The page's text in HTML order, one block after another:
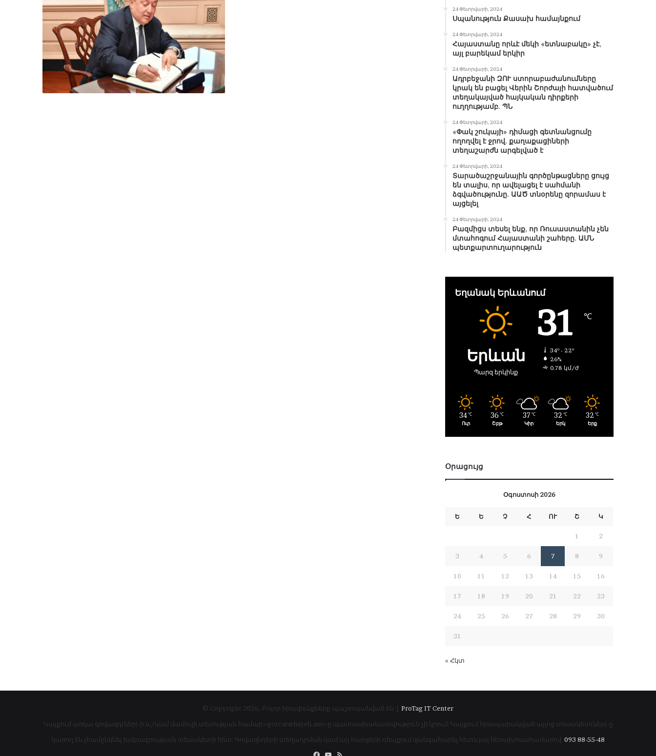
24 Փետրվարի, 2024
Սպանություն Քասախ համայնքում
24 Փետրվարի, 2024
Հայաստանը որևէ մեկի «ետնաբակը» չէ,
այլ բարեկամ երկիր
24 Փետրվարի, 2024
Ադրբեջանի ԶՈՒ ստորաբաժանումները
կրակ են բացել Վերին Շորժայի հատվածում
տեղակայված հայկական դիրքերի
ուղղությամբ. ՊՆ
24 Փետրվարի, 2024
«Փակ շուկայի» դիմացի գետնանցումը
ողողվել է ջրով. քաղաքացիների
տեղաշարժն արգելված է
24 Փետրվարի, 2024
Տարածաշրջանային գործընթացները ցույց
են տալիս, որ ավելացել է սահմանի
ձգվածությունը. ԱԱԾ տնօրենը զորամաս է
այցելել
24 Փետրվարի, 2024
Բազմիցս տեսել ենք, որ Ռուսաստանին չեն
մտահոգում Հայաստանի շահերը. ԱՄՆ
պետքարտուղարություն
Եղանակ Երևանում
Երևան
Պարզ երկինք
31 ℃
34º - 22º
26%
0.78 կմ/ժ
34 ℃
Ուր
36 ℃
Շբթ
37 ℃
Կիր
32 ℃
Երկ
32 ℃
Երք
Օրացույց
Օգոստոսի 2026
Ե Ե Չ Հ ՈՒ Շ Կ
1 2
3 4 5 6 7 8 9
10 11 12 13 14 15 16
17 18 19 20 21 22 23
24 25 26 27 28 29 30
31
« Հկտ
© Copyright 2026, Բոլոր իրավունքները պաշտպանված են | ProTag IT Center
Կայքում առկա գովազդ(ներ)-ի և/կամ մամուլի տեսության համար «gorcararhayeli.am»-ը պատասխանատվություն չի կրում: Կայքում հրապարակված այլոց տեսակետ(ներ)-ը
կարող են չհամընկնել խմբագրության տեսակետի հետ: Գովազնդերի տեղադրման կամ այլ հարցերի դեպքում զանգահարել հետևյալ հեռախոսահամարով՝ 093 88-55-48